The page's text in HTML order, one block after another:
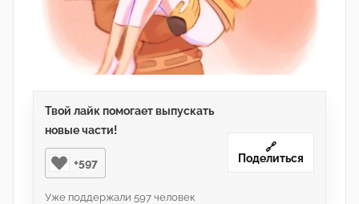
Твой лайк помогает выпускать
новые части!
+597
Уже поддержали 597 человек
🔗
Поделиться